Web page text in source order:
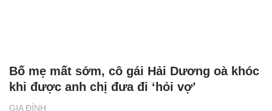
GIA ĐÌNH
Bố mẹ mất sớm, cô gái Hải Dương oà khóc
khi được anh chị đưa đi ‘hỏi vợ’